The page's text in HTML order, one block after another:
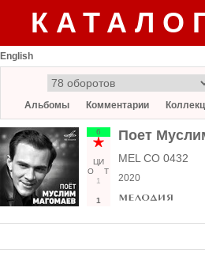
English
Альбомы Комментарии
6
ЦИ
О
Т
1
1
Поет
MEL CO 0432
2020